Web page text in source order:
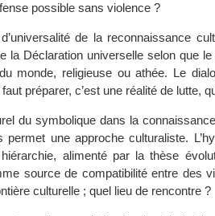
possible sans violence ?
de la reconnaissance
la Déclaration universelle selon que
monde, religieuse ou athée. Le
faut préparer, c’est une réalité de lutte,
du symbolique dans la
permet une approche culturaliste.
alimenté par la thèse
source de compatibilité entre des
culturelle ; quel lieu de rencontre ?